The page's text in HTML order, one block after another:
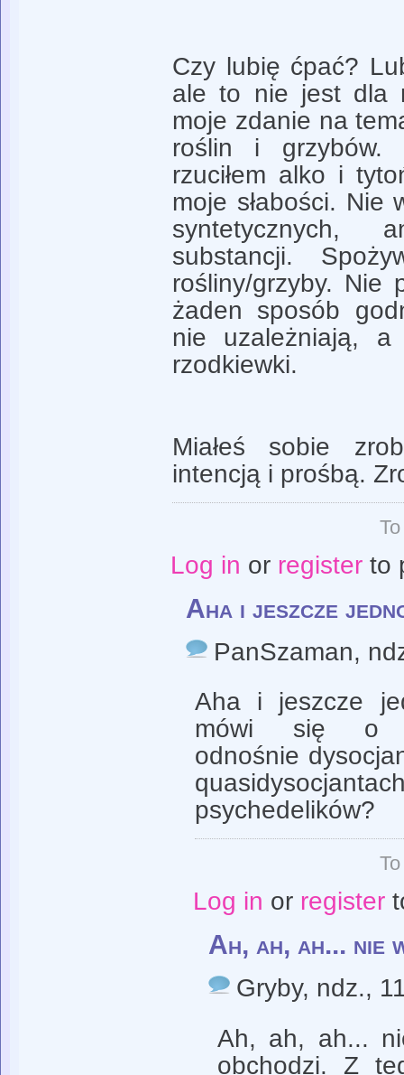
Czy lubię ćpać?
ale to nie jest dla
moje zdanie na
roślin i grzybów.
rzuciłem alko i
moje słabości. Nie
syntetycznych,
substancji.
rośliny/grzyby. Nie
żaden sposób
nie uzależniają,
rzodkiewki.
Miałeś sobie
intencją i prośbą.
Log in or registerto
Aha i jeszcze
PanSzaman,
Aha i jeszcze
mówi się o
odnośnie
psychedelików?
Log in or register
Ah, ah, ah... nie
Gryby, ndz.,
Ah, ah, ah...
obchodzi. Z